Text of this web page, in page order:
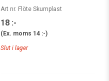
Art nr. Flöte Skumplast
18 :-
(Ex. moms 14 :-)
Slut i lager